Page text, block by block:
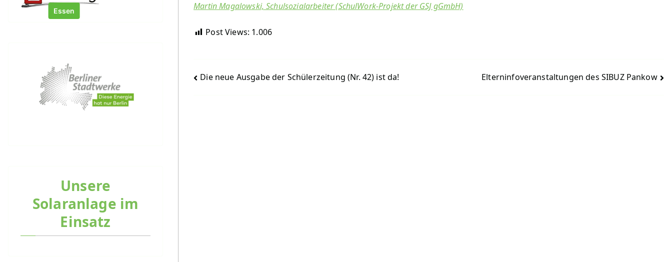
Martin Magalowski, Schulsozialarbeiter (SchulWork-Projekt der GSJ gGmbH)
Post Views: 1.006
Beitragsnavigation
Die neue Ausgabe der Schülerzeitung (Nr. 42) ist da! Elterninfoveranstaltungen des SIBUZ Pankow
Essen
Unsere
Solaranlage im
Einsatz